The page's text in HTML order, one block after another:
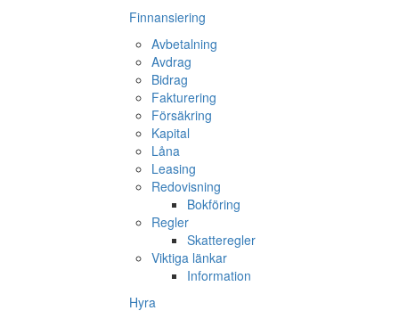
Finnansiering
Avbetalning
Avdrag
Bidrag
Fakturering
Försäkring
Kapital
Låna
Leasing
Redovisning
Bokföring
Regler
Skatteregler
Viktiga länkar
Information
Hyra